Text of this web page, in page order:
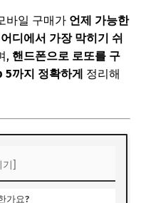
바일 구매가 언제 가능한
디에서 가장 막히기 쉬
, 핸드폰으로 로또를 구
5까지 정확하게 정리해
]
가요?